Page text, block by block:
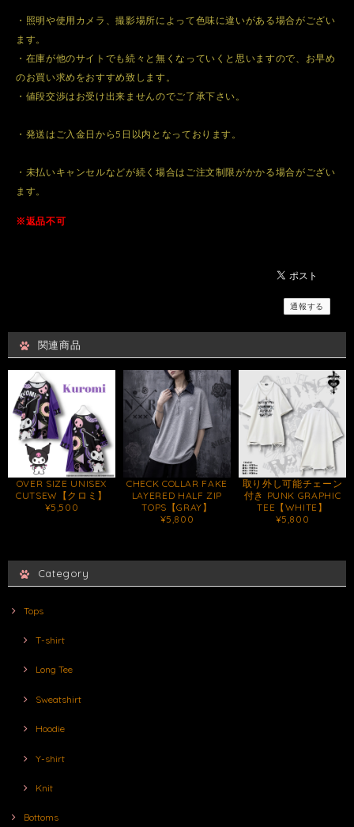
・照明や使用カメラ、撮影場所によって色味に違いがある場合がござい
ます。
・在庫が他のサイトでも続々と無くなっていくと思いますので、お早め
のお買い求めをおすすめ致します。
・値段交渉はお受け出来ませんのでご了承下さい。
・発送はご入金日から5日以内となっております。
・未払いキャンセルなどが続く場合はご注文制限がかかる場合がござい
ます。
※返品不可
通報する
関連商品
OVER SIZE UNISEX
CUTSEW【クロミ】
¥5,500
CHECK COLLAR FAKE
LAYERED HALF ZIP
TOPS【GRAY】
¥5,800
取り外し可能チェーン
付き PUNK GRAPHIC
TEE【WHITE】
¥5,800
Category
Tops
T-shirt
Long Tee
Sweatshirt
Hoodie
Y-shirt
Knit
Bottoms